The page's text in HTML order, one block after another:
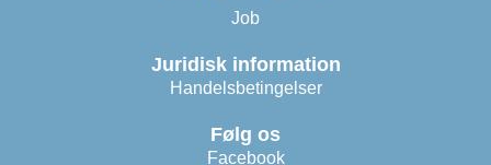
Job
Juridisk information
Handelsbetingelser
Følg os
Facebook